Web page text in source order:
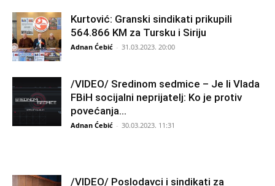
Kurtović: Granski sindikati prikupili
564.866 KM za Tursku i Siriju
Adnan Ćebić - 31.03.2023. 20:00
/VIDEO/ Sredinom sedmice – Je li Vlada
FBiH socijalni neprijatelj: Ko je protiv
povećanja...
Adnan Ćebić - 30.03.2023. 11:31
/VIDEO/ Poslodavci i sindikati za